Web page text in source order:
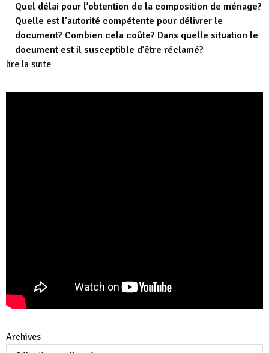
Quel délai pour l’obtention de la composition de ménage?
Quelle est l’autorité compétente pour délivrer le
document? Combien cela coûte? Dans quelle situation le
document est il susceptible d’être réclamé?
lire la suite
Archives